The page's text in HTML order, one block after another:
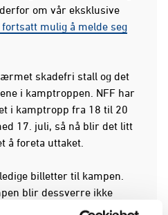
om vår eksklusive
mulig å melde seg
skadefri stall og det
i kamptroppen. NFF har
i kamptropp fra 18 til 20
17. juli, så nå blir det litt
å foreta uttaket.
billetter til kampen.
blir dessverre ikke